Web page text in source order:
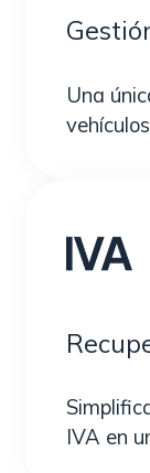
Una
vehículos
IVA en